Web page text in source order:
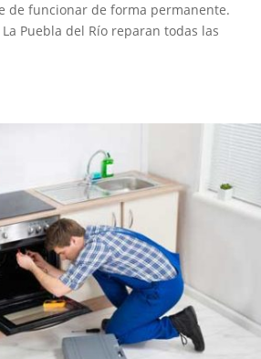
de funcionar de forma permanente.
Puebla del Río reparan todas las